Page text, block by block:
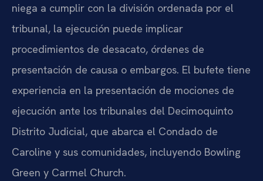
niega a cumplir con la división ordenada por el
tribunal, la ejecución puede implicar
procedimientos de desacato, órdenes de
presentación de causa o embargos. El bufete tiene
experiencia en la presentación de mociones de
ejecución ante los tribunales del Decimoquinto
Distrito Judicial, que abarca el Condado de
Caroline y sus comunidades, incluyendo Bowling
Green y Carmel Church.